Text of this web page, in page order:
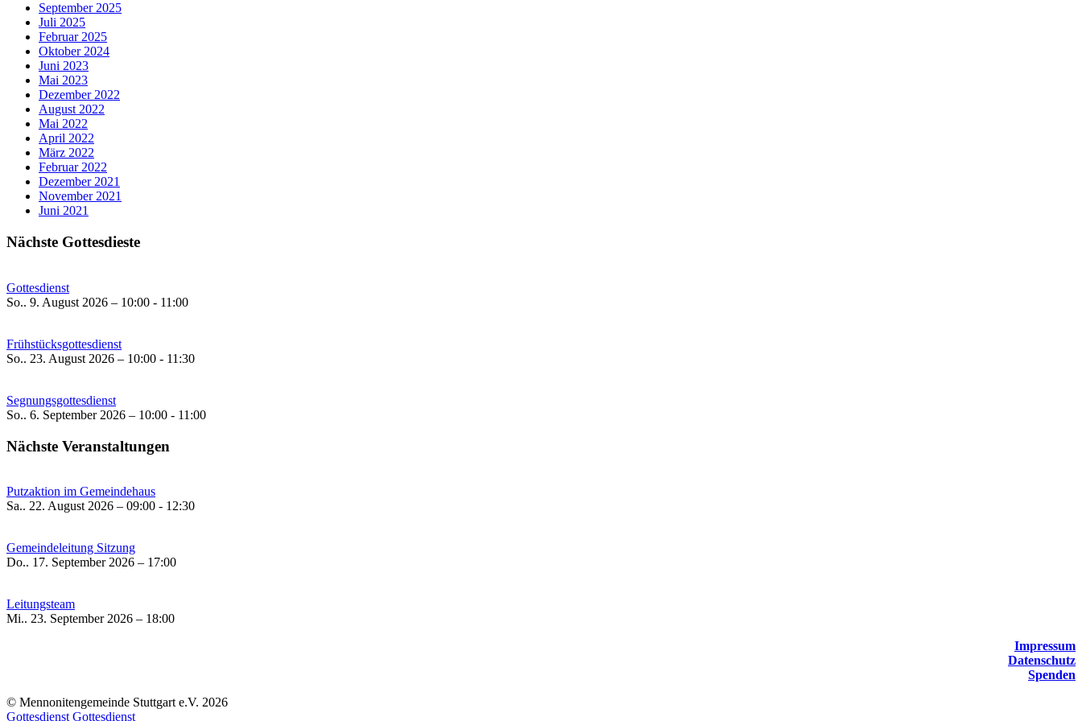
September 2025
Juli 2025
Februar 2025
Oktober 2024
Juni 2023
Mai 2023
Dezember 2022
August 2022
Mai 2022
April 2022
März 2022
Februar 2022
Dezember 2021
November 2021
Juni 2021
Nächste Gottesdieste
Gottesdienst
So.. 9. August 2026 – 10:00 - 11:00
Frühstücksgottesdienst
So.. 23. August 2026 – 10:00 - 11:30
Segnungsgottesdienst
So.. 6. September 2026 – 10:00 - 11:00
Nächste Veranstaltungen
Putzaktion im Gemeindehaus
Sa.. 22. August 2026 – 09:00 - 12:30
Gemeindeleitung Sitzung
Do.. 17. September 2026 – 17:00
Leitungsteam
Mi.. 23. September 2026 – 18:00
Impressum
Datenschutz
Spenden
© Mennonitengemeinde Stuttgart e.V. 2026
Gottesdienst Gottesdienst